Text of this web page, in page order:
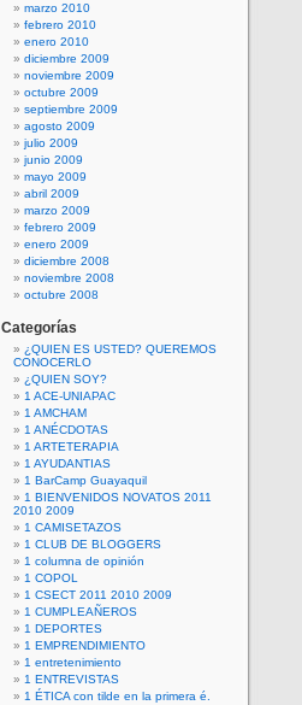
marzo 2010
febrero 2010
enero 2010
diciembre 2009
noviembre 2009
octubre 2009
septiembre 2009
agosto 2009
julio 2009
junio 2009
mayo 2009
abril 2009
marzo 2009
febrero 2009
enero 2009
diciembre 2008
noviembre 2008
octubre 2008
Categorías
¿QUIEN ES USTED? QUEREMOS
CONOCERLO
¿QUIEN SOY?
1 ACE-UNIAPAC
1 AMCHAM
1 ANÉCDOTAS
1 ARTETERAPIA
1 AYUDANTIAS
1 BarCamp Guayaquil
1 BIENVENIDOS NOVATOS 2011
2010 2009
1 CAMISETAZOS
1 CLUB DE BLOGGERS
1 columna de opinión
1 COPOL
1 CSECT 2011 2010 2009
1 CUMPLEAÑEROS
1 DEPORTES
1 EMPRENDIMIENTO
1 entretenimiento
1 ENTREVISTAS
1 ÉTICA con tilde en la primera é.